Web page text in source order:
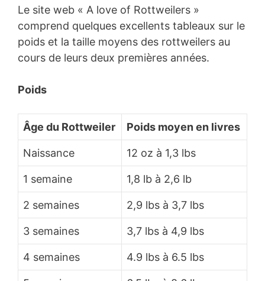
Le site web « A love of Rottweilers »
comprend quelques excellents tableaux sur le
poids et la taille moyens des rottweilers au
cours de leurs deux premières années.
Poids
Âge du Rottweiler Poids moyen en livres
Naissance 12 oz à 1,3 lbs
1 semaine 1,8 lb à 2,6 lb
2 semaines 2,9 lbs à 3,7 lbs
3 semaines 3,7 lbs à 4,9 lbs
4 semaines 4.9 lbs à 6.5 lbs